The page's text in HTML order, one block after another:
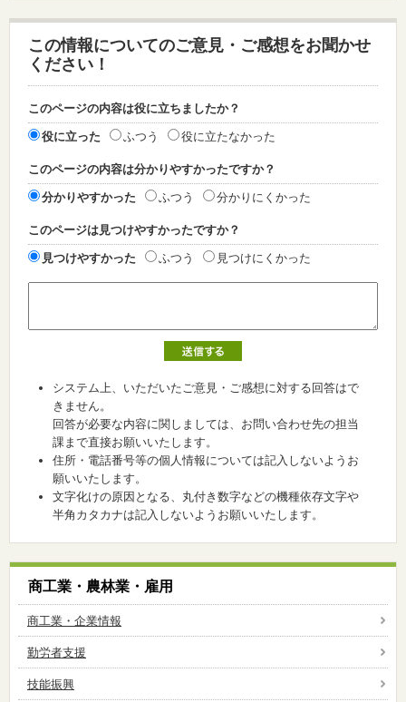
この情報についてのご意見・ご感想をお聞かせ
ください！
このページの内容は役に立ちましたか？
役に立った ふつう 役に立たなかった
このページの内容は分かりやすかったですか？
分かりやすかった ふつう 分かりにくかった
このページは見つけやすかったですか？
見つけやすかった ふつう 見つけにくかった
システム上、いただいたご意見・ご感想に対する回答はで
きません。
回答が必要な内容に関しましては、お問い合わせ先の担当
課まで直接お願いいたします。
住所・電話番号等の個人情報については記入しないようお
願いいたします。
文字化けの原因となる、丸付き数字などの機種依存文字や
半角カタカナは記入しないようお願いいたします。
商工業・農林業・雇用
商工業・企業情報
勤労者支援
技能振興